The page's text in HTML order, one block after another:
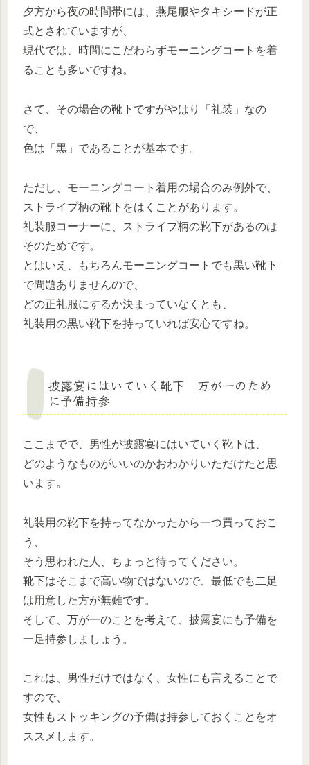
夕方から夜の時間帯には、燕尾服やタキシードが正
式とされていますが、
現代では、時間にこだわらずモーニングコートを着
ることも多いですね。
さて、その場合の靴下ですがやはり「礼装」なの
で、
色は「黒」であることが基本です。
ただし、モーニングコート着用の場合のみ例外で、
ストライプ柄の靴下をはくことがあります。
礼装服コーナーに、ストライプ柄の靴下があるのは
そのためです。
とはいえ、もちろんモーニングコートでも黒い靴下
で問題ありませんので、
どの正礼服にするか決まっていなくとも、
礼装用の黒い靴下を持っていれば安心ですね。
披露宴にはいていく靴下 万が一のため
に予備持参
ここまでで、男性が披露宴にはいていく靴下は、
どのようなものがいいのかおわかりいただけたと思
います。
礼装用の靴下を持ってなかったから一つ買っておこ
う、
そう思われた人、ちょっと待ってください。
靴下はそこまで高い物ではないので、最低でも二足
は用意した方が無難です。
そして、万が一のことを考えて、披露宴にも予備を
一足持参しましょう。
これは、男性だけではなく、女性にも言えることで
すので、
女性もストッキングの予備は持参しておくことをオ
ススメします。